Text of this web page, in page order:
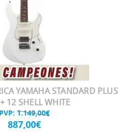
YAMAHA STANDARD PLUS
12 SHELL WHITE
PVP: 1.149,00€
887,00€